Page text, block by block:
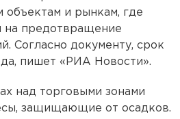
объектам и рынкам, где
на предотвращение
Согласно документу, срок
пишет «РИА Новости».
над торговыми зонами
защищающие от осадков.